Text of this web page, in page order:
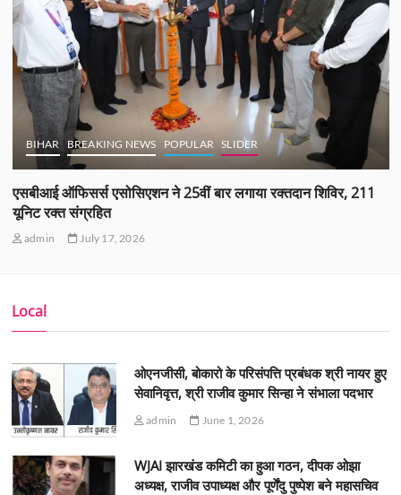
BIHAR BREAKING NEWS POPULAR SLIDER
एसबीआई ऑफिसर्स एसोसिएशन ने 25वीं बार लगाया रक्तदान शिविर, 211
यूनिट रक्त संग्रहित
admin July 17, 2026
Local
ओएनजीसी, बोकारो के परिसंपत्ति प्रबंधक श्री नायर हुए
सेवानिवृत्त, श्री राजीव कुमार सिन्हा ने संभाला पदभार
admin June 1, 2026
WJAI झारखंड कमिटी का हुआ गठन, दीपक ओझा
अध्यक्ष, राजीव उपाध्यक्ष और पूर्णेंदु पुष्पेश बने महासचिव